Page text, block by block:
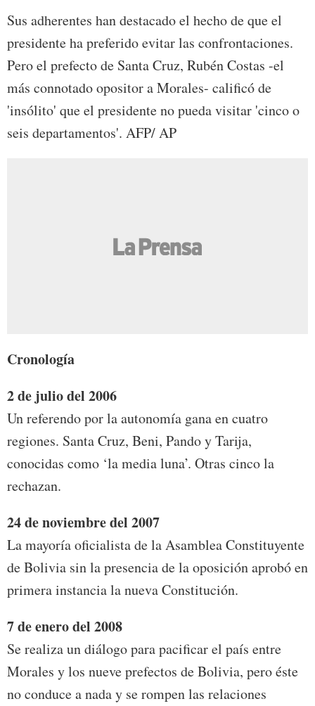
Sus adherentes han destacado el hecho de que el
presidente ha preferido evitar las confrontaciones.
Pero el prefecto de Santa Cruz, Rubén Costas -el
más connotado opositor a Morales- calificó de
'insólito' que el presidente no pueda visitar 'cinco o
seis departamentos'. AFP/ AP
Cronología
2 de julio del 2006
Un referendo por la autonomía gana en cuatro
regiones. Santa Cruz, Beni, Pando y Tarija,
conocidas como ‘la media luna’. Otras cinco la
rechazan.
24 de noviembre del 2007
La mayoría oficialista de la Asamblea Constituyente
de Bolivia sin la presencia de la oposición aprobó en
primera instancia la nueva Constitución.
7 de enero del 2008
Se realiza un diálogo para pacificar el país entre
Morales y los nueve prefectos de Bolivia, pero éste
no conduce a nada y se rompen las relaciones